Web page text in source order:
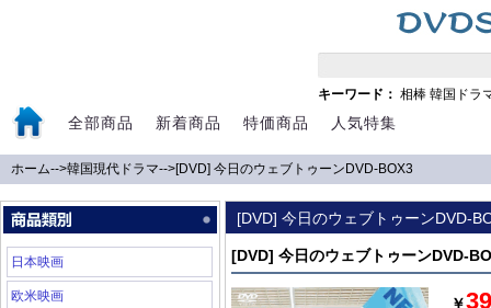
キーワード： 相棒 韓国ドラ
全部商品 新着商品 特価商品 人気特集
ホーム-->韓国現代ドラマ-->[DVD] 今日のウェブトゥーンDVD-BOX3
日本映画
欧米映画
[DVD] 今日のウェブトゥーンDVD-
[DVD] 今日のウェブトゥーンDVD-
￥